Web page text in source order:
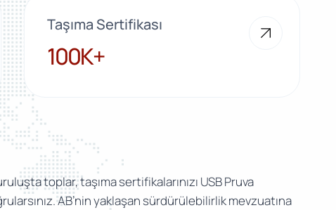
Taşıma Sertifikası
100K+
100K+
toplar, taşıma sertifikalarınızı USB Pruva
AB’nin yaklaşan sürdürülebilirlik mevzuatına